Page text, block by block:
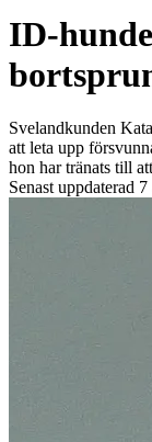
ID-
Svelandkunden
att leta upp
hon har tränats till
Senast uppdaterad 7